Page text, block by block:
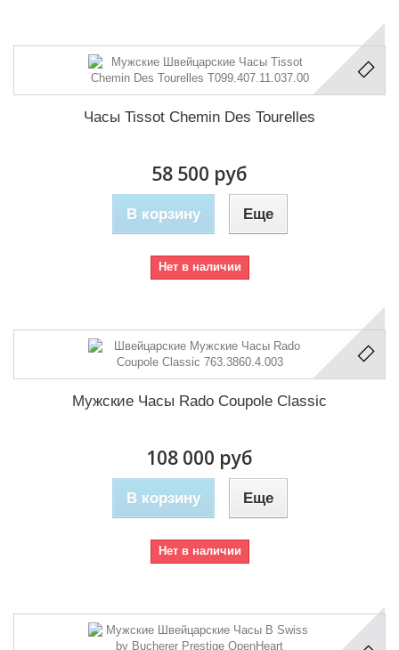
Часы Tissot Chemin Des Tourelles
58 500 руб
В корзину Еще
Нет в наличии
Мужские Часы Rado Coupole Classic
108 000 руб
В корзину Еще
Нет в наличии